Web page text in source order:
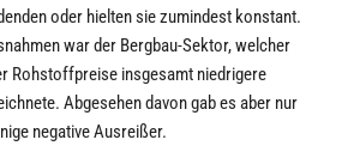
oder hielten sie zumindest konstant.
war der Bergbau-Sektor, welcher
Rohstoffpreise insgesamt niedrigere
Abgesehen davon gab es aber nur
negative Ausreißer.